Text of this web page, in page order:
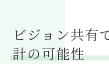
ビジョン共有
計の可能性